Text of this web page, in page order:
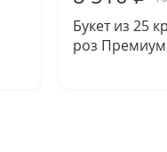
Букет из 25
роз